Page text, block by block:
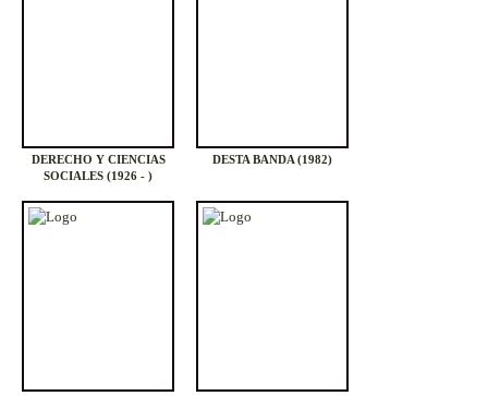
DERECHO Y CIENCIAS
SOCIALES (1926 - )
DESTA BANDA (1982)